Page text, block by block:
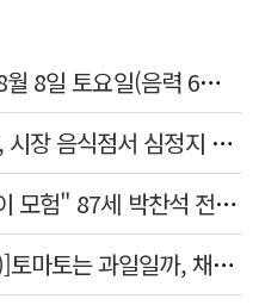
[더사주 오늘의 띠별 운세] <8월 8일 토요일(음력 6월26일)>
달서소방서 펌뷸런스 대원들, 시장 음식점서 심정지 환자 생명 살려
[털보기자의 '그사람']"一生이 모험" 87세 박찬석 전 경북대 총장
[이야기로 만나는 약선(藥膳)]토마토는 과일일까, 채소일까